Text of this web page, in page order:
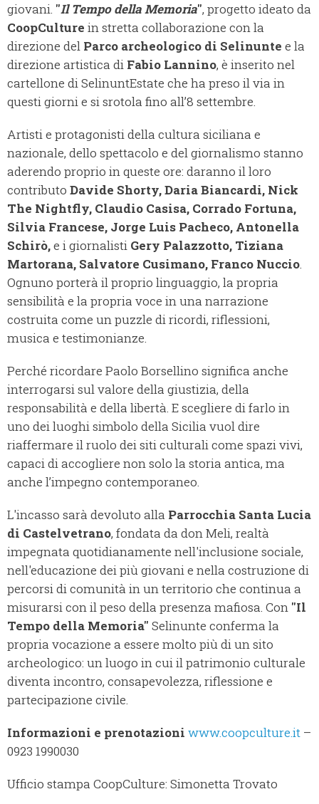
giovani. "Il Tempo della Memoria", progetto ideato da
CoopCulture in stretta collaborazione con la
direzione del Parco archeologico di Selinunte e la
direzione artistica di Fabio Lannino, è inserito nel
cartellone di SelinuntEstate che ha preso il via in
questi giorni e si srotola fino all’8 settembre.
Artisti e protagonisti della cultura siciliana e
nazionale, dello spettacolo e del giornalismo stanno
aderendo proprio in queste ore: daranno il loro
contributo Davide Shorty, Daria Biancardi, Nick
The Nightfly, Claudio Casisa, Corrado Fortuna,
Silvia Francese, Jorge Luis Pacheco, Antonella
Schirò,e i giornalisti Gery Palazzotto, Tiziana
Martorana, Salvatore Cusimano, Franco Nuccio.
Ognuno porterà il proprio linguaggio, la propria
sensibilità e la propria voce in una narrazione
costruita come un puzzle di ricordi, riflessioni,
musica e testimonianze.
Perché ricordare Paolo Borsellino significa anche
interrogarsi sul valore della giustizia, della
responsabilità e della libertà. E scegliere di farlo in
uno dei luoghi simbolo della Sicilia vuol dire
riaffermare il ruolo dei siti culturali come spazi vivi,
capaci di accogliere non solo la storia antica, ma
anche l’impegno contemporaneo.
L'incasso sarà devoluto alla Parrocchia Santa Lucia
di Castelvetrano, fondata da don Meli, realtà
impegnata quotidianamente nell'inclusione sociale,
nell'educazione dei più giovani e nella costruzione di
percorsi di comunità in un territorio che continua a
misurarsi con il peso della presenza mafiosa. Con "Il
Tempo della Memoria" Selinunte conferma la
propria vocazione a essere molto più di un sito
archeologico: un luogo in cui il patrimonio culturale
diventa incontro, consapevolezza, riflessione e
partecipazione civile.
Informazioni e prenotazioni www.coopculture.it –
0923 1990030
Ufficio stampa CoopCulture: Simonetta Trovato